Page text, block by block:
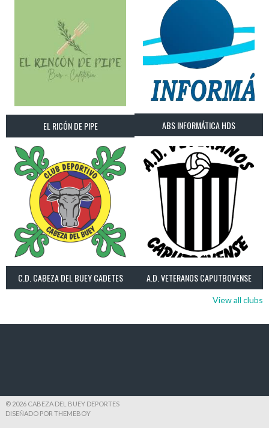
EL RICÓN DE PIPE ABS INFORMÁTICA HDS
C.D. CABEZA DEL BUEY CADETES A.D. VETERANOS CAPUTBOVENSE
View all clubs
© 2026 CABEZA DEL BUEY DEPORTES
DISEÑADO POR THEMEBOY